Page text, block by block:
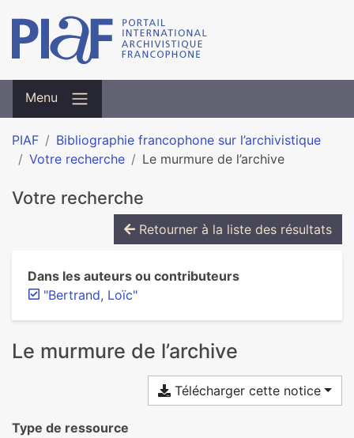
Menu
PIAF
Bibliographie francophone sur l’archivistique
Votre recherche
Le murmure de l’archive
Votre recherche
Retourner à la liste des résultats
Dans les auteurs ou contributeurs
"Bertrand, Loïc"
Le murmure de l’archive
Télécharger cette notice
Type de ressource